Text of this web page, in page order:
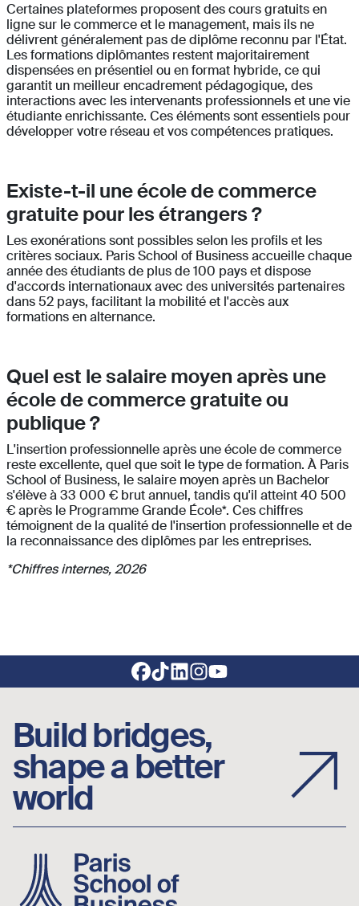
Certaines plateformes proposent des cours gratuits en
ligne sur le commerce et le management, mais ils ne
délivrent généralement pas de diplôme reconnu par l'État.
Les formations diplômantes restent majoritairement
dispensées en présentiel ou en format hybride, ce qui
garantit un meilleur encadrement pédagogique, des
interactions avec les intervenants professionnels et une vie
étudiante enrichissante. Ces éléments sont essentiels pour
développer votre réseau et vos compétences pratiques.
Existe-t-il une école de commerce
gratuite pour les étrangers ?
Les exonérations sont possibles selon les profils et les
critères sociaux. Paris School of Business accueille chaque
année des étudiants de plus de 100 pays et dispose
d'accords internationaux avec des universités partenaires
dans 52 pays, facilitant la mobilité et l'accès aux
formations en alternance.
Quel est le salaire moyen après une
école de commerce gratuite ou
publique ?
L'insertion professionnelle après une école de commerce
reste excellente, quel que soit le type de formation. À Paris
School of Business, le salaire moyen après un Bachelor
s'élève à 33 000 € brut annuel, tandis qu'il atteint 40 500
€ après le Programme Grande École*. Ces chiffres
témoignent de la qualité de l'insertion professionnelle et de
la reconnaissance des diplômes par les entreprises.
*Chiffres internes, 2026
Footer social links
Build bridges,
shape a better
world
Image